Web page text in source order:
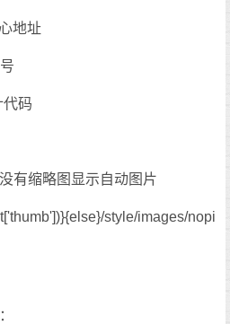
地址
代码
有缩略图显示自动图片
style/images/nopi